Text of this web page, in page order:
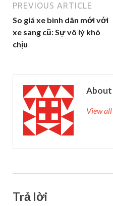
PREVIOUS ARTICLE
So giá xe bình dân mới với
xe sang cũ: Sự vô lý khó
chịu
About
View
Trả lời